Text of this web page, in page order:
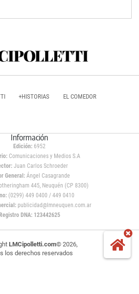
+HISTORIAS EL COMEDOR
Información
Edición: 6952
Comunicaciones y Medios S.A
Juan Carlos Schroeder
General:Ángel Casagrande
445, Neuquén (CP 8300)
(0299) 449 0400 / 449 0410
publicidad@lmneuquen.com.ar
Registro DNA: 123442625
LMCipolletti.com© 2026,
los derechos reservados